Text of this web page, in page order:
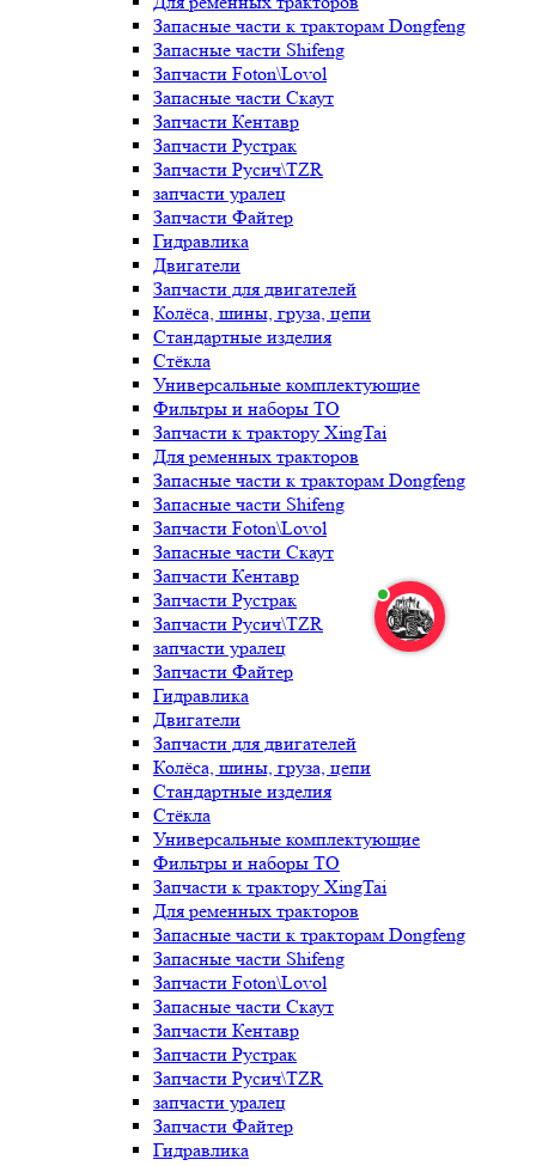
Запасные части к тракторам Dongfeng
Запасные части Shifeng
Запчасти Foton\Lovol
Запасные части Скаут
Запчасти Кентавр
Запчасти Рустрак
Запчасти Русич\TZR
запчасти уралец
Запчасти Файтер
Гидравлика
Двигатели
Запчасти для двигателей
Колёса, шины, груза, цепи
Стандартные изделия
Стёкла
Универсальные комплектующие
Фильтры и наборы ТО
Запчасти к трактору XingTai
Для ременных тракторов
Запасные части к тракторам Dongfeng
Запасные части Shifeng
Запчасти Foton\Lovol
Запасные части Скаут
Запчасти Кентавр
Запчасти Рустрак
Запчасти Русич\TZR
запчасти уралец
Запчасти Файтер
Гидравлика
Двигатели
Запчасти для двигателей
Колёса, шины, груза, цепи
Стандартные изделия
Стёкла
Универсальные комплектующие
Фильтры и наборы ТО
Запчасти к трактору XingTai
Для ременных тракторов
Запасные части к тракторам Dongfeng
Запасные части Shifeng
Запчасти Foton\Lovol
Запасные части Скаут
Запчасти Кентавр
Запчасти Рустрак
Запчасти Русич\TZR
запчасти уралец
Запчасти Файтер
Гидравлика